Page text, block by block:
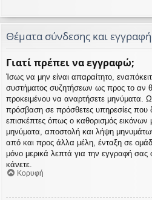
Θέματα σύνδεσης και
Γιατί πρέπει να εγγραφώ;
Ίσως να μην είναι απαραίτητο,
συστήματος συζητήσεων ως προς το αν
προκειμένου να αναρτήσετε μηνύματα.
πρόσβαση σε πρόσθετες υπηρεσίες που
επισκέπτες όπως ο καθορισμός
μηνύματα, αποστολή και λήψη
από και προς άλλα μέλη, ένταξη σε
μόνο μερικά λεπτά για την εγγραφή
κάνετε.
Κορυφή